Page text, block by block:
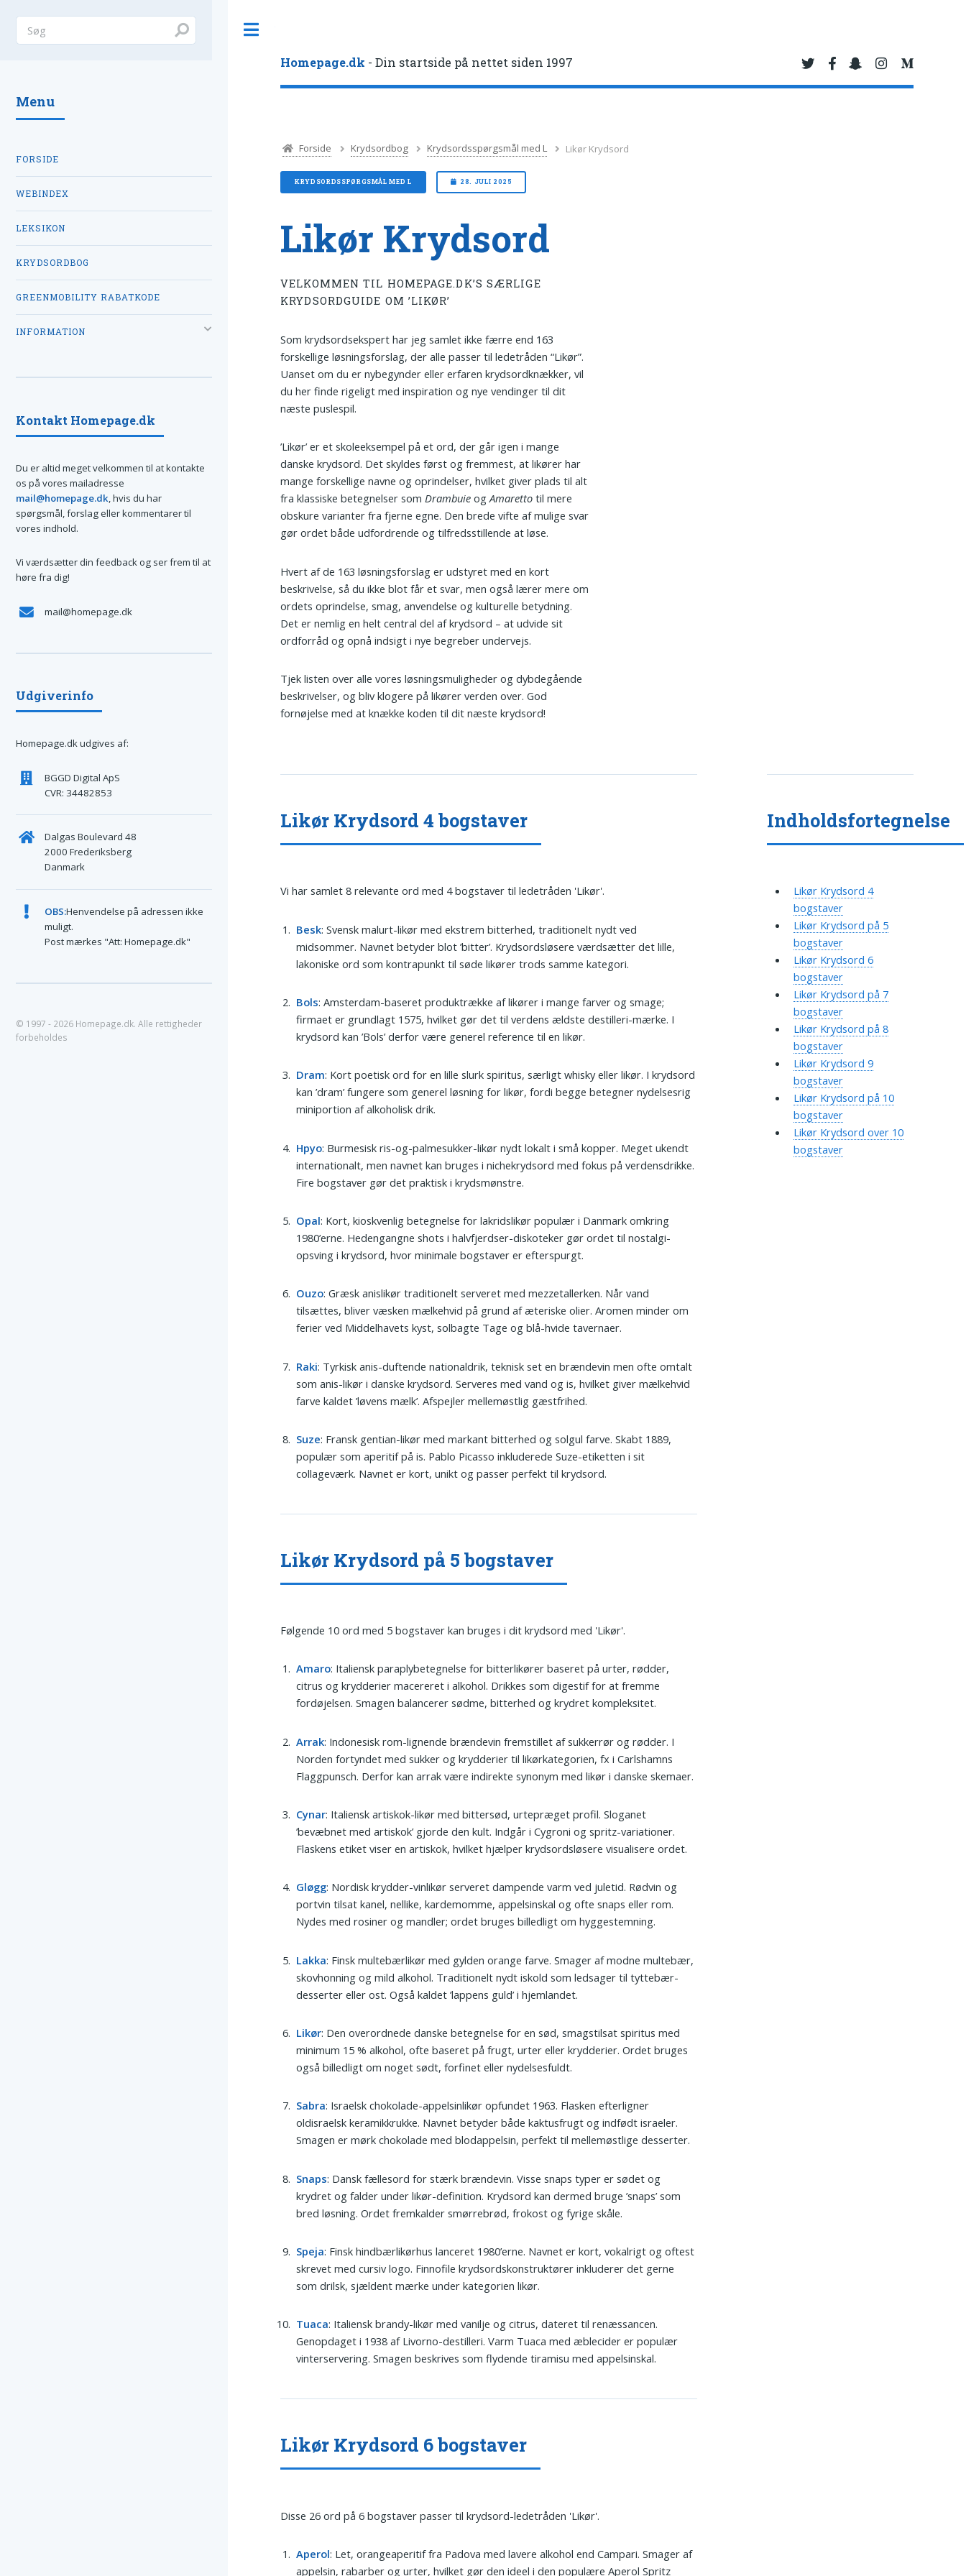
Homepage.dk - Din startside på nettet siden 1997
Forside Krydsordbog Krydsordsspørgsmål med L Likør Krydsord
KRYDSORDSSPØRGSMÅL MED L 28. JULI 2025
Likør Krydsord
VELKOMMEN TIL HOMEPAGE.DK’S SÆRLIGE
KRYDSORDGUIDE OM ’LIKØR’
Som krydsordsekspert har jeg samlet ikke færre end 163
forskellige løsningsforslag, der alle passer til ledetråden “Likør”.
Uanset om du er nybegynder eller erfaren krydsordknækker, vil
du her finde rigeligt med inspiration og nye vendinger til dit
næste puslespil.
’Likør’ er et skoleeksempel på et ord, der går igen i mange
danske krydsord. Det skyldes først og fremmest, at likører har
mange forskellige navne og oprindelser, hvilket giver plads til alt
fra klassiske betegnelser somDrambuie ogAmaretto til mere
obskure varianter fra fjerne egne. Den brede vifte af mulige svar
gør ordet både udfordrende og tilfredsstillende at løse.
Hvert af de 163 løsningsforslag er udstyret med en kort
beskrivelse, så du ikke blot får et svar, men også lærer mere om
ordets oprindelse, smag, anvendelse og kulturelle betydning.
Det er nemlig en helt central del af krydsord – at udvide sit
ordforråd og opnå indsigt i nye begreber undervejs.
Tjek listen over alle vores løsningsmuligheder og dybdegående
beskrivelser, og bliv klogere på likører verden over. God
fornøjelse med at knække koden til dit næste krydsord!
Likør Krydsord 4 bogstaver
Vi har samlet 8 relevante ord med 4 bogstaver til ledetråden 'Likør'.
Besk: Svensk malurt-likør med ekstrem bitterhed, traditionelt nydt ved
midsommer. Navnet betyder blot ’bitter’. Krydsordsløsere værdsætter det lille,
lakoniske ord som kontrapunkt til søde likører trods samme kategori.
Bols: Amsterdam-baseret produktrække af likører i mange farver og smage;
firmaet er grundlagt 1575, hvilket gør det til verdens ældste destilleri-mærke. I
krydsord kan ’Bols’ derfor være generel reference til en likør.
Dram: Kort poetisk ord for en lille slurk spiritus, særligt whisky eller likør. I krydsord
kan ’dram’ fungere som generel løsning for likør, fordi begge betegner nydelsesrig
miniportion af alkoholisk drik.
Hpyo: Burmesisk ris-og-palmesukker-likør nydt lokalt i små kopper. Meget ukendt
internationalt, men navnet kan bruges i nichekrydsord med fokus på verdensdrikke.
Fire bogstaver gør det praktisk i krydsmønstre.
Opal: Kort, kioskvenlig betegnelse for lakridslikør populær i Danmark omkring
1980’erne. Hedengangne shots i halvfjerdser-diskoteker gør ordet til nostalgi-
opsving i krydsord, hvor minimale bogstaver er efterspurgt.
Ouzo: Græsk anislikør traditionelt serveret med mezzetallerken. Når vand
tilsættes, bliver væsken mælkehvid på grund af æteriske olier. Aromen minder om
ferier ved Middelhavets kyst, solbagte Tage og blå-hvide tavernaer.
Raki: Tyrkisk anis-duftende nationaldrik, teknisk set en brændevin men ofte omtalt
som anis-likør i danske krydsord. Serveres med vand og is, hvilket giver mælkehvid
farve kaldet ’løvens mælk’. Afspejler mellemøstlig gæstfrihed.
Suze: Fransk gentian-likør med markant bitterhed og solgul farve. Skabt 1889,
populær som aperitif på is. Pablo Picasso inkluderede Suze-etiketten i sit
collageværk. Navnet er kort, unikt og passer perfekt til krydsord.
Likør Krydsord på 5 bogstaver
Følgende 10 ord med 5 bogstaver kan bruges i dit krydsord med 'Likør'.
Amaro: Italiensk paraplybetegnelse for bitterlikører baseret på urter, rødder,
citrus og krydderier macereret i alkohol. Drikkes som digestif for at fremme
fordøjelsen. Smagen balancerer sødme, bitterhed og krydret kompleksitet.
Arrak: Indonesisk rom-lignende brændevin fremstillet af sukkerrør og rødder. I
Norden fortyndet med sukker og krydderier til likørkategorien, fx i Carlshamns
Flaggpunsch. Derfor kan arrak være indirekte synonym med likør i danske skemaer.
Cynar: Italiensk artiskok-likør med bittersød, urtepræget profil. Sloganet
’bevæbnet med artiskok’ gjorde den kult. Indgår i Cygroni og spritz-variationer.
Flaskens etiket viser en artiskok, hvilket hjælper krydsordsløsere visualisere ordet.
Gløgg: Nordisk krydder-vinlikør serveret dampende varm ved juletid. Rødvin og
portvin tilsat kanel, nellike, kardemomme, appelsinskal og ofte snaps eller rom.
Nydes med rosiner og mandler; ordet bruges billedligt om hyggestemning.
Lakka: Finsk multebærlikør med gylden orange farve. Smager af modne multebær,
skovhonning og mild alkohol. Traditionelt nydt iskold som ledsager til tyttebær-
desserter eller ost. Også kaldet ’lappens guld’ i hjemlandet.
Likør: Den overordnede danske betegnelse for en sød, smagstilsat spiritus med
minimum 15 % alkohol, ofte baseret på frugt, urter eller krydderier. Ordet bruges
også billedligt om noget sødt, forfinet eller nydelsesfuldt.
Sabra: Israelsk chokolade-appelsinlikør opfundet 1963. Flasken efterligner
oldisraelsk keramikkrukke. Navnet betyder både kaktusfrugt og indfødt israeler.
Smagen er mørk chokolade med blodappelsin, perfekt til mellemøstlige desserter.
Snaps: Dansk fællesord for stærk brændevin. Visse snaps typer er sødet og
krydret og falder under likør-definition. Krydsord kan dermed bruge ’snaps’ som
bred løsning. Ordet fremkalder smørrebrød, frokost og fyrige skåle.
Speja: Finsk hindbærlikørhus lanceret 1980’erne. Navnet er kort, vokalrigt og oftest
skrevet med cursiv logo. Finnofile krydsordskonstruktører inkluderer det gerne
som drilsk, sjældent mærke under kategorien likør.
Tuaca: Italiensk brandy-likør med vanilje og citrus, dateret til renæssancen.
Genopdaget i 1938 af Livorno-destilleri. Varm Tuaca med æblecider er populær
vinterservering. Smagen beskrives som flydende tiramisu med appelsinskal.
Likør Krydsord 6 bogstaver
Disse 26 ord på 6 bogstaver passer til krydsord-ledetråden 'Likør'.
Aperol: Let, orangeaperitif fra Padova med lavere alkohol end Campari. Smager af
appelsin, rabarber og urter, hvilket gør den ideel i den populære Aperol Spritz
Indholdsfortegnelse
Likør Krydsord 4
bogstaver
Likør Krydsord på 5
bogstaver
Likør Krydsord 6
bogstaver
Likør Krydsord på 7
bogstaver
Likør Krydsord på 8
bogstaver
Likør Krydsord 9
bogstaver
Likør Krydsord på 10
bogstaver
Likør Krydsord over 10
bogstaver
Menu
FORSIDE
WEBINDEX
LEKSIKON
KRYDSORDBOG
GREENMOBILITY RABATKODE
INFORMATION
Kontakt Homepage.dk
Du er altid meget velkommen til at kontakte
os på vores mailadresse
mail@homepage.dk, hvis du har
spørgsmål, forslag eller kommentarer til
vores indhold.
Vi værdsætter din feedback og ser frem til at
høre fra dig!
mail@homepage.dk
Udgiverinfo
Homepage.dk udgives af:
BGGD Digital ApS
CVR: 34482853
Dalgas Boulevard 48
2000 Frederiksberg
Danmark
OBS:Henvendelse på adressen ikke
muligt.
Post mærkes "Att: Homepage.dk"
© 1997 - 2026 Homepage.dk. Alle rettigheder
forbeholdes